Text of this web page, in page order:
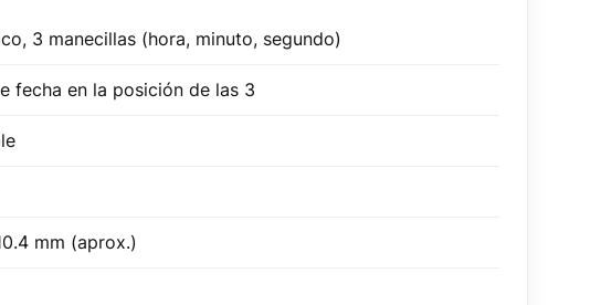
3 manecillas (hora, minuto, segundo)
fecha en la posición de las 3
mm (aprox.)